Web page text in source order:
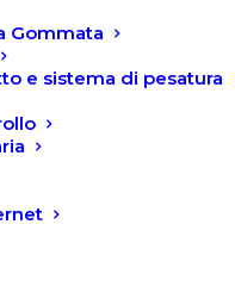
Gommata
e sistema di pesatura